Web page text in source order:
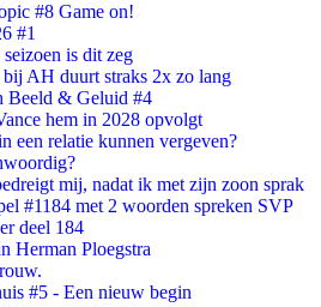
#8 Game on!
#1
is dit zeg
bij AH duurt straks 2x zo lang
Beeld & Geluid #4
hem in 2028 opvolgt
een relatie kunnen vergeven?
mij, nadat ik met zijn zoon sprak
#1184 met 2 woorden spreken SVP
deel 184
Herman Ploegstra
#5 - Een nieuw begin